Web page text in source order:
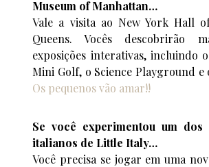
Museum of Manhattan…
Vale a visita ao New York Hall
Queens. Vocês descobrirão
exposições interativas, incluindo
Mini Golf, o Science Playground e
Os pequenos vão amar!!
Se você experimentou um dos
italianos de Little Italy…
Você precisa se jogar em uma